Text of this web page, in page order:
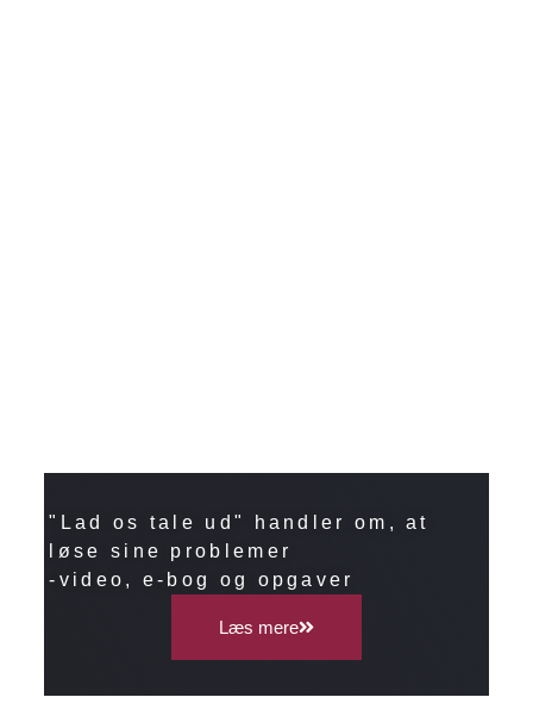
"Lad os tale ud" handler om, at
løse sine problemer
-video, e-bog og opgaver
Læs mere